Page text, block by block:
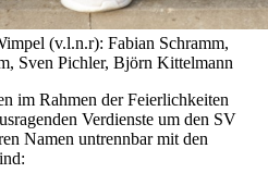
(v.l.n.r): Fabian Schramm,
Sven Pichler, Björn Kittelmann
im Rahmen der Feierlichkeiten
Verdienste um den SV
Namen untrennbar mit den